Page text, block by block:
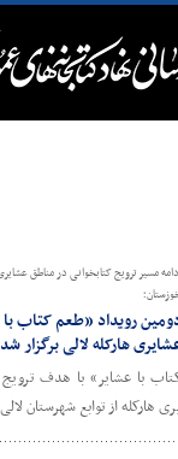
مسیر ترویج کتابخوانی در مناطق
رویداد «طعم کتاب
هارکله لالی برگزار شد
با عشایر» با هدف
از توابع شهرستان